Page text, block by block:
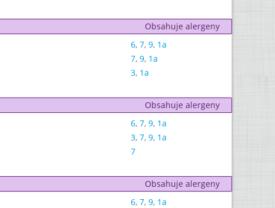
Obsahuje alergeny
6, 7, 9, 1a
7, 9, 1a
3, 1a
Obsahuje alergeny
6, 7, 9, 1a
3, 7, 9, 1a
7
Obsahuje alergeny
6, 7, 9, 1a